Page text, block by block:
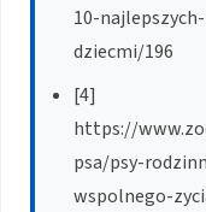
10-
dziecmi/196
[4]
https://
psa/psy-
wspolnego-